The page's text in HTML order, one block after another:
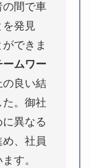
の間で車
発見
できま
ームワー
の良い結
。御社
異なる
、社員
す。